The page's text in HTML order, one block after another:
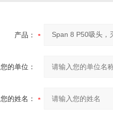
产品：
您的单位：
您的姓名：